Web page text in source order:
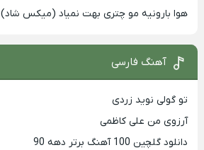
هوا بارونیه مو چتری بهت نمیاد (میکس شاد)
آهنگ فارسی
تو گولی نوید زردی
آرزوی من علی کاظمی
دانلود گلچین 100 آهنگ برتر دهه 90